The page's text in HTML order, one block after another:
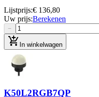
Lijstprijs:€ 136,80
Uw prijs:Berekenen
−
add_shopping_cart In winkelwagen
K50L2RGB7QP